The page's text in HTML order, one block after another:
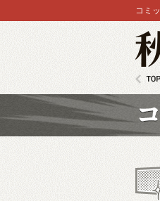
コミ